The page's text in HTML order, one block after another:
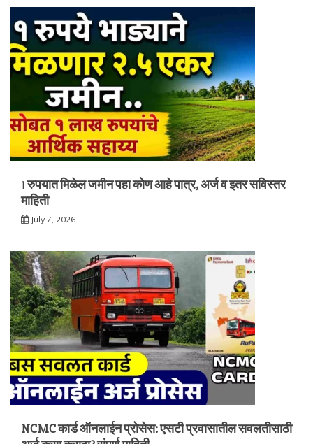
1 रुपयात मिळेल जमीन पहा कोण आहे पात्र, अर्ज व इतर सविस्तर
माहिती
July 7, 2026
NCMC कार्ड ऑनलाईन प्रोसेस: एसटी प्रवासातील सवलतीसाठी